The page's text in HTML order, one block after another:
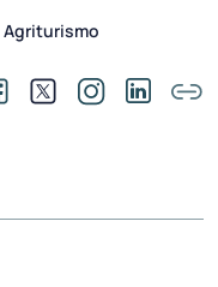
Agriturismo